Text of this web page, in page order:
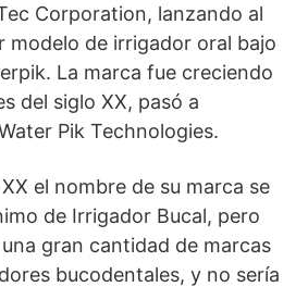
Corporation, lanzando al
modelo de irrigador oral bajo
La marca fue creciendo
del siglo XX, pasó a
Pik Technologies.
el nombre de su marca se
de Irrigador Bucal, pero
gran cantidad de marcas
bucodentales, y no sería